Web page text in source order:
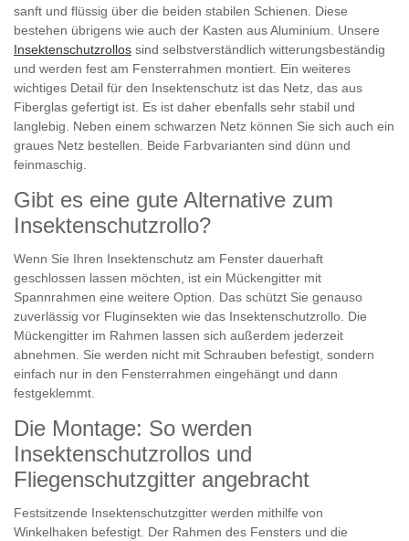
sanft und flüssig über die beiden stabilen Schienen. Diese
bestehen übrigens wie auch der Kasten aus Aluminium. Unsere
Insektenschutzrollos sind selbstverständlich witterungsbeständig
und werden fest am Fensterrahmen montiert. Ein weiteres
wichtiges Detail für den Insektenschutz ist das Netz, das aus
Fiberglas gefertigt ist. Es ist daher ebenfalls sehr stabil und
langlebig. Neben einem schwarzen Netz können Sie sich auch ein
graues Netz bestellen. Beide Farbvarianten sind dünn und
feinmaschig.
Gibt es eine gute Alternative zum
Insektenschutzrollo?
Wenn Sie Ihren Insektenschutz am Fenster dauerhaft
geschlossen lassen möchten, ist ein Mückengitter mit
Spannrahmen eine weitere Option. Das schützt Sie genauso
zuverlässig vor Fluginsekten wie das Insektenschutzrollo. Die
Mückengitter im Rahmen lassen sich außerdem jederzeit
abnehmen. Sie werden nicht mit Schrauben befestigt, sondern
einfach nur in den Fensterrahmen eingehängt und dann
festgeklemmt.
Die Montage: So werden
Insektenschutzrollos und
Fliegenschutzgitter angebracht
Festsitzende Insektenschutzgitter werden mithilfe von
Winkelhaken befestigt. Der Rahmen des Fensters und die